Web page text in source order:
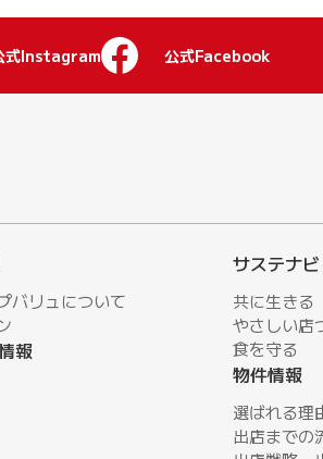
式Instagram 公式Facebook
バリュについて
報
サステナ
共に生きる
やさしい店
⾷を守る
物件情報
選ばれる理
出店までの